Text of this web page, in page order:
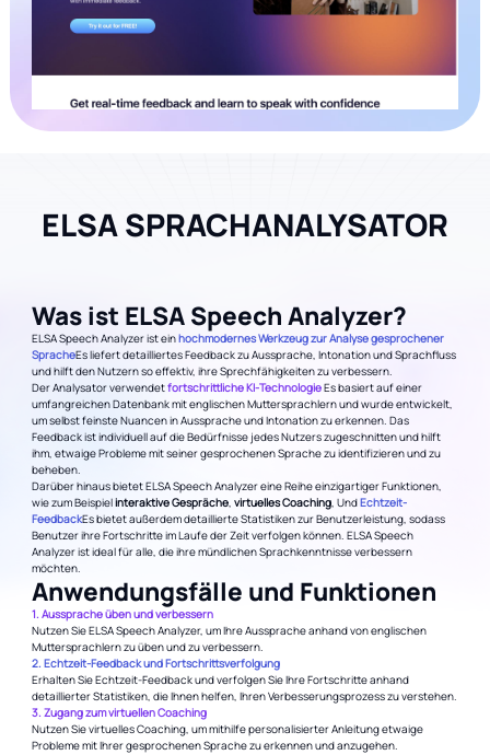
ELSA SPRACHANALYSATOR
Was ist ELSA Speech Analyzer?
ELSA Speech Analyzer ist einhochmodernes Werkzeug zur Analyse gesprochener
SpracheEs liefert detailliertes Feedback zu Aussprache, Intonation und Sprachfluss
und hilft den Nutzern so effektiv, ihre Sprechfähigkeiten zu verbessern.
Der Analysator verwendetfortschrittliche KI-TechnologieEs basiert auf einer
umfangreichen Datenbank mit englischen Muttersprachlern und wurde entwickelt,
um selbst feinste Nuancen in Aussprache und Intonation zu erkennen. Das
Feedback ist individuell auf die Bedürfnisse jedes Nutzers zugeschnitten und hilft
ihm, etwaige Probleme mit seiner gesprochenen Sprache zu identifizieren und zu
beheben.
Darüber hinaus bietet ELSA Speech Analyzer eine Reihe einzigartiger Funktionen,
wie zum Beispielinteraktive Gespräche, virtuelles Coaching, UndEchtzeit-
FeedbackEs bietet außerdem detaillierte Statistiken zur Benutzerleistung, sodass
Benutzer ihre Fortschritte im Laufe der Zeit verfolgen können. ELSA Speech
Analyzer ist ideal für alle, die ihre mündlichen Sprachkenntnisse verbessern
möchten.
Anwendungsfälle und Funktionen
1. Aussprache üben und verbessern
Nutzen Sie ELSA Speech Analyzer, um Ihre Aussprache anhand von englischen
Muttersprachlern zu üben und zu verbessern.
2. Echtzeit-Feedback und Fortschrittsverfolgung
Erhalten Sie Echtzeit-Feedback und verfolgen Sie Ihre Fortschritte anhand
detaillierter Statistiken, die Ihnen helfen, Ihren Verbesserungsprozess zu verstehen.
3. Zugang zum virtuellen Coaching
Nutzen Sie virtuelles Coaching, um mithilfe personalisierter Anleitung etwaige
Probleme mit Ihrer gesprochenen Sprache zu erkennen und anzugehen.